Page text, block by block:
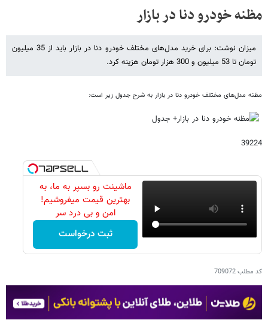
مظنه خودرو دنا در بازار
میزان نوشت: برای خرید مدل‌های مختلف خودرو دنا در بازار باید از 35 میلیون
تومان تا 53 میلیون و 300 هزار تومان هزینه کرد.
مظنه مدل‌های مختلف خودرو دنا در بازار به شرح جدول زیر است:
39224
ماشینت رو بسپر به ما، به
بهترین قیمت میفروشیم!
امن و بی درد سر
ثبت درخواست
کد مطلب709072